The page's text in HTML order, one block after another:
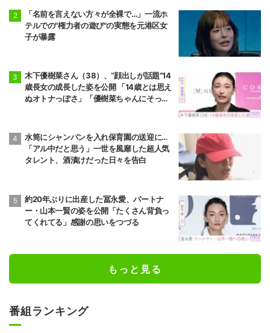
「名前を言えない方々が全裸で…」一流ホ
テルでの"権力者の遊び"の実態を元港区女
子が暴露
木下優樹菜さん（38）、“顔出しが話題”14
歳長女の成長した姿を公開 「14歳とは思え
ぬオトナっぽさ」「優樹菜ちゃんにそっく
水筒にシャンパンを入れ保育園の送迎に…
「アル中だと思う」一世を風靡した超人気
タレント、酒漬けだった日々を告白
約20年ぶりに出産した冨永愛、パートナ
ー・山本一賢の姿を公開「たくさん背負っ
てくれてる」感謝の思いをつづる
もっと見る
番組ランキング